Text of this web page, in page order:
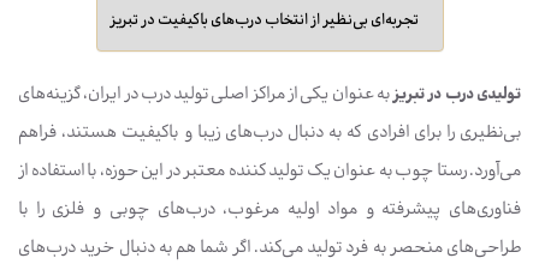
تجربه‌ای بی‌نظیر از انتخاب درب‌های باکیفیت در تبریز
تولیدی درب در تبریزبه عنوان یکی از مراکز اصلی تولید درب در ایران، گزینه‌های
بی‌نظیری را برای افرادی که به دنبال درب‌های زیبا و باکیفیت هستند، فراهم
می‌آورد. رستا چوب به عنوان یک تولید کننده معتبر در این حوزه، با استفاده از
فناوری‌های پیشرفته و مواد اولیه مرغوب، درب‌های چوبی و فلزی را با
طراحی‌های منحصر به فرد تولید می‌کند. اگر شما هم به دنبال خرید درب‌های